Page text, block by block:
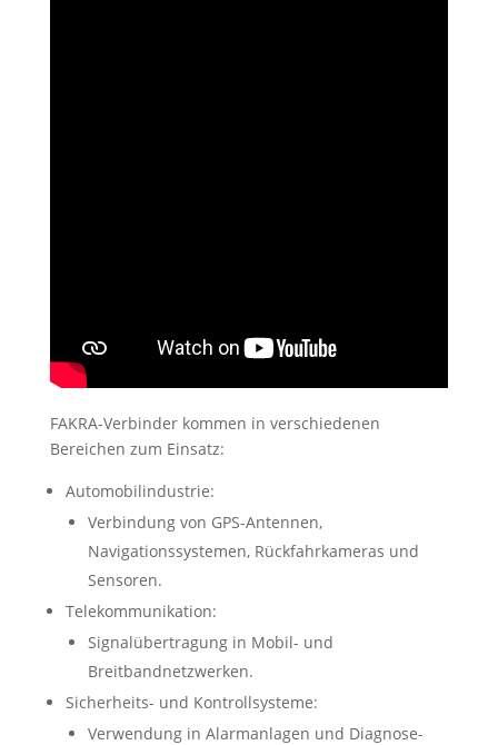
FAKRA-Verbinder kommen in verschiedenen
Bereichen zum Einsatz:
Automobilindustrie:
Verbindung von GPS-Antennen,
Navigationssystemen, Rückfahrkameras und
Sensoren.
Telekommunikation:
Signalübertragung in Mobil- und
Breitbandnetzwerken.
Sicherheits- und Kontrollsysteme:
Verwendung in Alarmanlagen und Diagnose-